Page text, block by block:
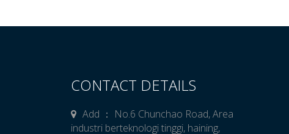
CONTACT DETAILS
Add ： No.6 Chunchao Road, Area
industri berteknologi tinggi, haining,